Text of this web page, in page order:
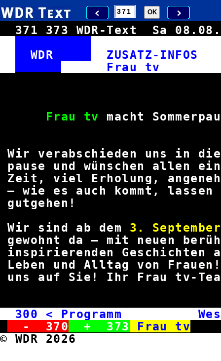
371 373 WDR-Text Sa
WDR
ZUSATZ-INFOS
Frau tv macht
Wir verabschieden uns in
pause und wünschen allen
Zeit, viel Erholung,
– wie es auch kommt,
Wir sind ab dem 3.
gewohnt da – mit neuen
inspirierenden
Leben und Alltag von
uns auf Sie! Ihr Frau
300 < Programm
- 370 + 373
Frau tv
© WDR 2026